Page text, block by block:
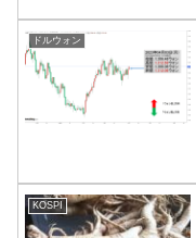
ドルウォン
KOSPI